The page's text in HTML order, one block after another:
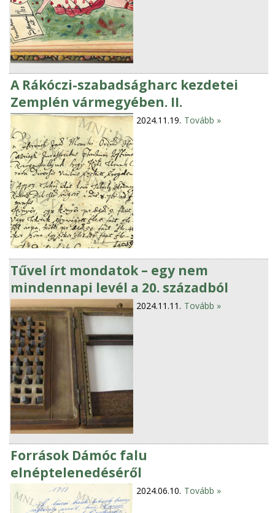
A Rákóczi-szabadságharc kezdetei
Zemplén vármegyében. II.
2024.11.19. Tovább »
Tűvel írt mondatok – egy nem
mindennapi levél a 20. századból
2024.11.11. Tovább »
Források Dámóc falu
elnéptelenedéséről
2024.06.10. Tovább »